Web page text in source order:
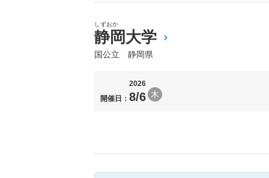
しずおか
静岡大学
国公立 静岡県
開催日：
2026
8/6 木